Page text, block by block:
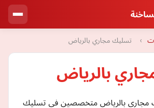
› تسليك مجاري بالرياض
بالرياض
مجاري بالرياض متخصصين في تسليك